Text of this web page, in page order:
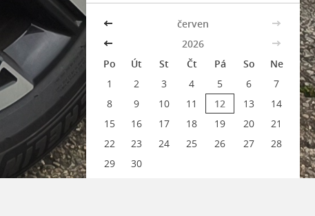
<< červen
>>
<<
2026
>>
Po
Út St Čt Pá So
Ne
1
2 3 4 5 6
7
8
9 10 11 12 13
14
15
16 17 18 19 20
21
22
23 24 25 26 27
28
29
30